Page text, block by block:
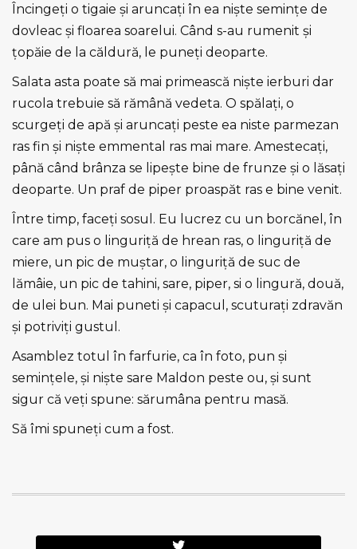
Încingeți o tigaie şi aruncați în ea niște semințe de
dovleac şi floarea soarelui. Când s-au rumenit şi
țopăie de la căldură, le puneți deoparte.
Salata asta poate să mai primească nişte ierburi dar
rucola trebuie să rămână vedeta. O spălați, o
scurgeți de apă şi aruncați peste ea niste parmezan
ras fin şi nişte emmental ras mai mare. Amestecați,
până când brânza se lipeşte bine de frunze şi o lăsați
deoparte. Un praf de piper proaspăt ras e bine venit.
Între timp, faceți sosul. Eu lucrez cu un borcănel, în
care am pus o linguriță de hrean ras, o linguriță de
miere, un pic de muştar, o linguriță de suc de
lămâie, un pic de tahini, sare, piper, si o lingură, două,
de ulei bun. Mai puneti şi capacul, scuturați zdravăn
şi potriviți gustul.
Asamblez totul în farfurie, ca în foto, pun şi
semințele, şi nişte sare Maldon peste ou, şi sunt
sigur că veți spune: sărumâna pentru masă.
Să îmi spuneți cum a fost.